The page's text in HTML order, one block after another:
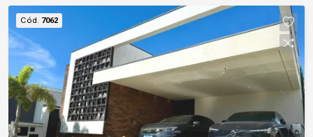
Condomínio: Viva com a tranquilidade que você
merece! Segurança: Portaria e monitoramento 24
horas presencial. Lazer: Estrutura completa para
toda a família: Quiosque de Festa Academia
equipada Pista de Caminhada para exercícios ao
ar livre Bosque para momentos de relaxamento e
contato com a natureza Facilidade: Estuda troca
por carro ou apartamento de menor valor como
Cód. 7062